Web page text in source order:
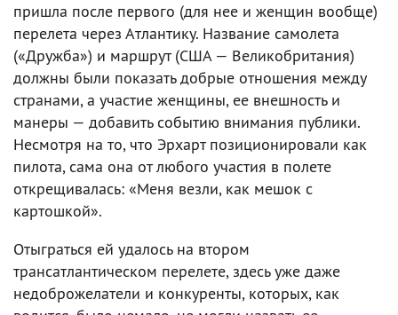
пришла после первого (для нее и женщин вообще)
перелета через Атлантику. Название самолета
(«Дружба») и маршрут (США — Великобритания)
должны были показать добрые отношения между
странами, а участие женщины, ее внешность и
манеры — добавить событию внимания публики.
Несмотря на то, что Эрхарт позиционировали как
пилота, сама она от любого участия в полете
открещивалась: «Меня везли, как мешок с
картошкой».
Отыграться ей удалось на втором
трансатлантическом перелете, здесь уже даже
недоброжелатели и конкуренты, которых, как